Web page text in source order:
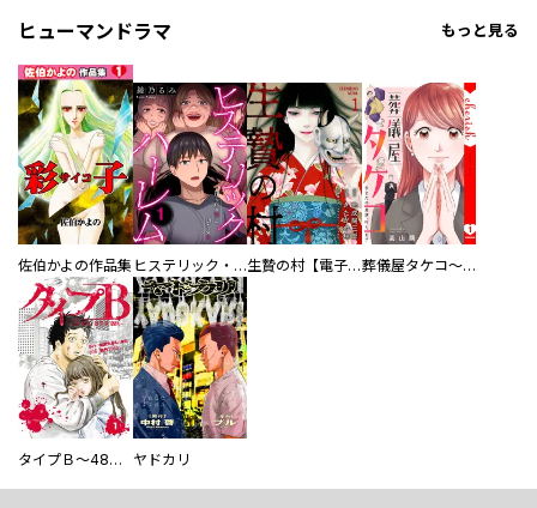
ヒューマンドラマ もっと見る
佐伯かよの作品集 ヒステリック・ハーレム～搾られる男と堕ちる女～【電子単行本版】 生贄の村【電子単行本版】 葬儀屋タケコ～あなたの最期、叶えます【電子単行本版】
タイプＢ～48時間後、致死率100％～【単話】 ヤドカリ